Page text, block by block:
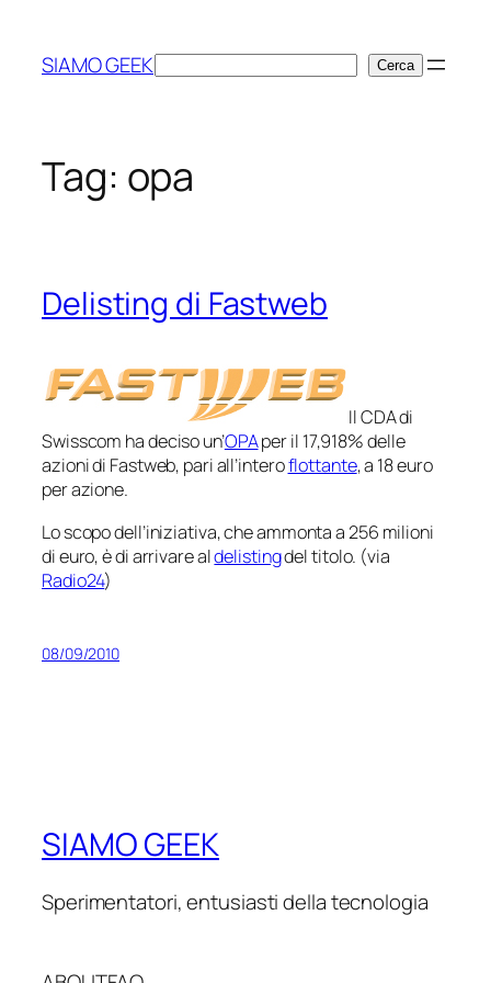
contenuto
SIAMO GEEKCerca Cerca
Tag: opa
Delisting di Fastweb
Il CDA di
Swisscom ha deciso un’OPAper il 17,918% delle
azioni di Fastweb, pari all’interoflottante, a 18 euro
per azione.
Lo scopo dell’iniziativa, che ammonta a 256 milioni
di euro, è di arrivare aldelistingdel titolo. (via
Radio24)
08/09/2010
SIAMO GEEK
Sperimentatori, entusiasti della tecnologia